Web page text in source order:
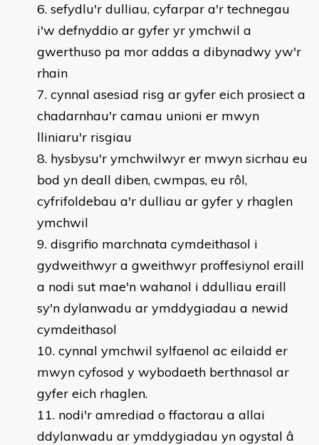
sefydlu'r dulliau, cyfarpar a'r technegau
i'w defnyddio ar gyfer yr ymchwil a
gwerthuso pa mor addas a dibynadwy yw'r
rhain
cynnal asesiad risg ar gyfer eich prosiect a
chadarnhau'r camau unioni er mwyn
lliniaru'r risgiau
hysbysu'r ymchwilwyr er mwyn sicrhau eu
bod yn deall diben, cwmpas, eu rôl,
cyfrifoldebau a'r dulliau ar gyfer y rhaglen
ymchwil
disgrifio marchnata cymdeithasol i
gydweithwyr a gweithwyr proffesiynol eraill
a nodi sut mae'n wahanol i ddulliau eraill
sy'n dylanwadu ar ymddygiadau a newid
cymdeithasol
cynnal ymchwil sylfaenol ac eilaidd er
mwyn cyfosod y wybodaeth berthnasol ar
gyfer eich rhaglen.
nodi'r amrediad o ffactorau a allai
ddylanwadu ar ymddygiadau yn ogystal â